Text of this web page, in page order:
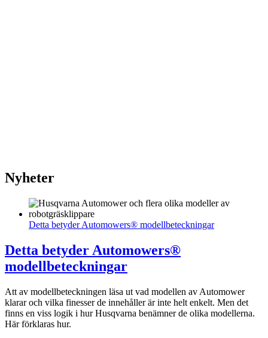
Nyheter
Detta betyder Automowers® modellbeteckningar
Detta betyder Automowers®
modellbeteckningar
Att av modellbeteckningen läsa ut vad modellen av Automower
klarar och vilka finesser de innehåller är inte helt enkelt. Men det
finns en viss logik i hur Husqvarna benämner de olika modellerna.
Här förklaras hur.